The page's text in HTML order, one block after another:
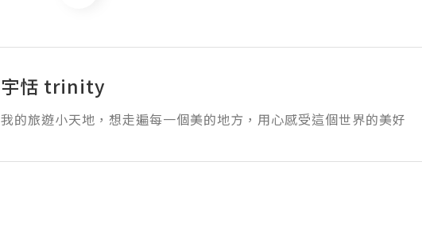
宇恬 trinity
我的旅遊小天地，想走遍每一個美的地方，用心感受這個世界的美好